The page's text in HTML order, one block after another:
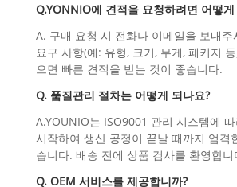
Q.YONNIO에 견적을 요청하려면 어떻
A. 구매 요청 시 전화나 이메일을 보내
요구 사항(예: 유형, 크기, 무게, 패키지
으면 빠른 견적을 받는 것이 좋습니다.
Q. 품질관리 절차는 어떻게 되나요?
A.YOUNIO는 ISO9001 관리 시스템에
시작하여 생산 공정이 끝날 때까지 엄격
습니다. 배송 전에 상품 검사를 환영합니
Q. OEM 서비스를 제공합니까?